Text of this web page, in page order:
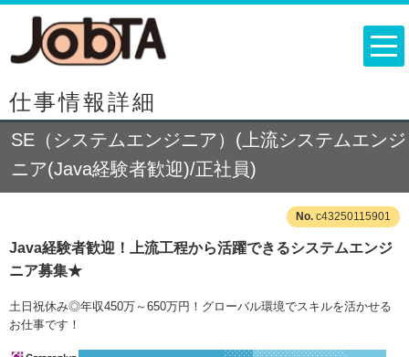
仕事情報詳細
SE（システムエンジニア）(上流システムエンジ
ニア(Java経験者歓迎)/正社員)
c43250115901
Java経験者歓迎！上流工程から活躍できるシステムエンジ
ニア募集★
土日祝休み◎年収450万～650万円！グローバル環境でスキルを活かせる
お仕事です！